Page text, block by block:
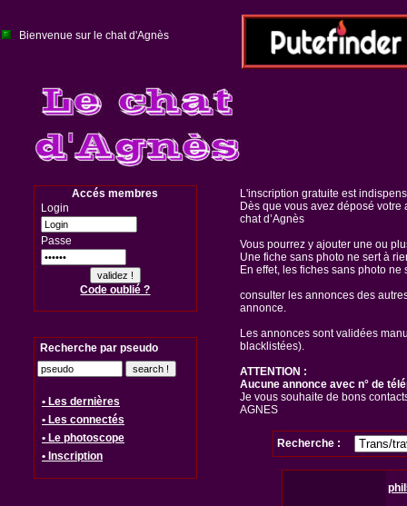
Bienvenue sur le chat d'Agnès
Accés membres
Login
Passe
Code oublié ?
Recherche par pseudo
• Les dernières
• Les connectés
• Le photoscope
• Inscription
L'inscription gratuite est
Dès que vous avez déposé
chat d’Agnès
Vous pourrez y ajouter une ou
Une fiche sans photo ne sert à
En effet, les fiches sans photo
consulter les annonces des
annonce.
Les annonces sont validées
blacklistées).
ATTENTION :
Aucune annonce avec n° de
Je vous souhaite de bons
AGNES
Recherche :